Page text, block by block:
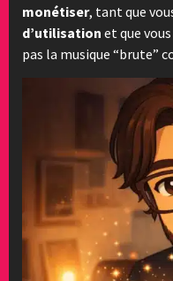
monétiser, tant que
d’utilisation et que
pas la musique “brute”